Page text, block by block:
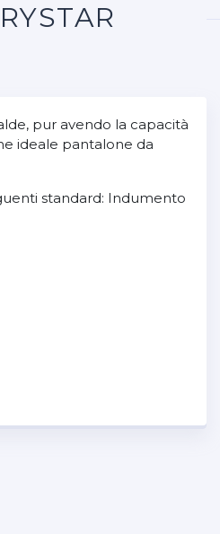
pur avendo la capacità
ideale pantalone da
standard: Indumento